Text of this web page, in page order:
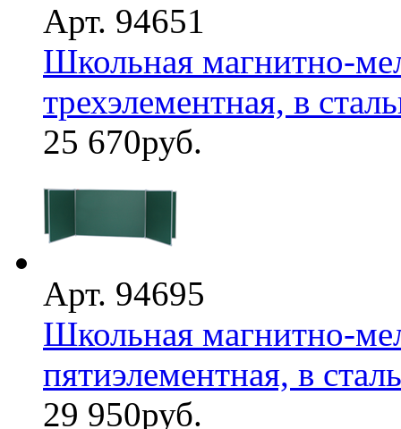
Арт. 94651
Школьная магнитно-
трехэлементная, в
25 670руб.
Арт. 94695
Школьная магнитно-
пятиэлементная, в
29 950руб.